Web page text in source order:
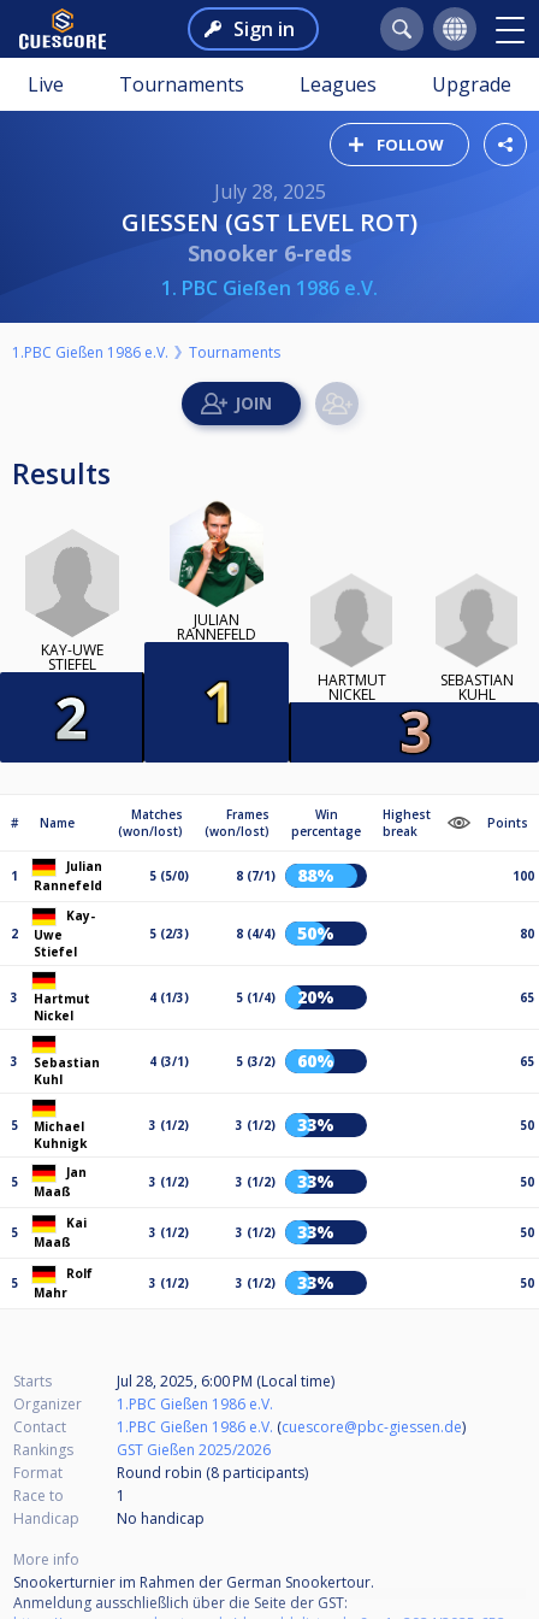
Sign in
Live Tournaments Leagues Upgrade
FOLLOW
July 28, 2025
GIESSEN (GST LEVEL ROT)
Snooker 6-reds
1. PBC Gießen 1986 e.V.
1.PBC Gießen 1986 e.V. Tournaments
Results
KAY-UWE
STIEFEL
JULIAN
RANNEFELD
HARTMUT
NICKEL
SEBASTIAN
KUHL
# Name
Matches
(won/lost)
Frames
(won/lost)
Win
percentage
Highest
break
Points
1
Julian
Rannefeld
5 (5/0) 8 (7/1) 88% 100
2
Kay-
Uwe
Stiefel
5 (2/3) 8 (4/4) 50% 80
3
Hartmut
Nickel
4 (1/3) 5 (1/4) 20% 65
3
Sebastian
Kuhl
4 (3/1) 5 (3/2) 60% 65
5
Michael
Kuhnigk
3 (1/2) 3 (1/2) 33% 50
5
Jan
Maaß
3 (1/2) 3 (1/2) 33% 50
5
Kai
Maaß
3 (1/2) 3 (1/2) 33% 50
5
Rolf
Mahr
3 (1/2) 3 (1/2) 33% 50
Starts
Jul 28, 2025, 6:00 PM (Local time)
Organizer
1.PBC Gießen 1986 e.V.
Contact
1.PBC Gießen 1986 e.V. (cuescore@pbc-giessen.de)
Rankings
GST Gießen 2025/2026
Format
Round robin (8 participants)
Race to
1
Handicap
No handicap
More info
Snookerturnier im Rahmen der German Snookertour.
Anmeldung ausschließlich über die Seite der GST: